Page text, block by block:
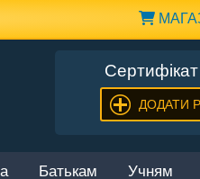
ДОДАТИ
Батькам Учням